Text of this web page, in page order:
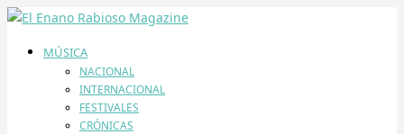
MÚSICA
NACIONAL
INTERNACIONAL
FESTIVALES
CRÓNICAS